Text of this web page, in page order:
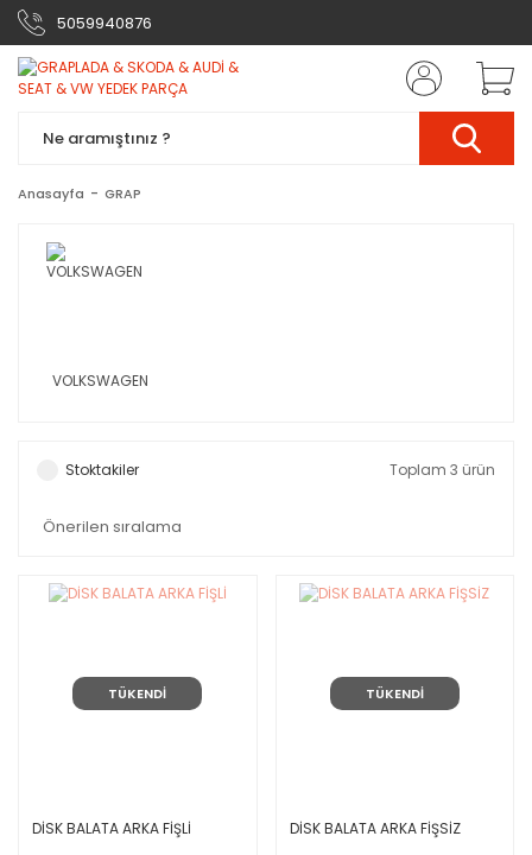
5059940876
Anasayfa GRAP
VOLKSWAGEN
Stoktakiler Toplam 3 ürün
TÜKENDİ
DİSK BALATA ARKA FİŞLİ
TÜKENDİ
DİSK BALATA ARKA FİŞSİZ